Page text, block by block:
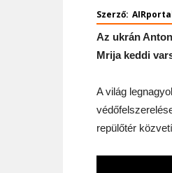
Szerző:
Az ukrán
Mrija keddi
A világ
repülőtér